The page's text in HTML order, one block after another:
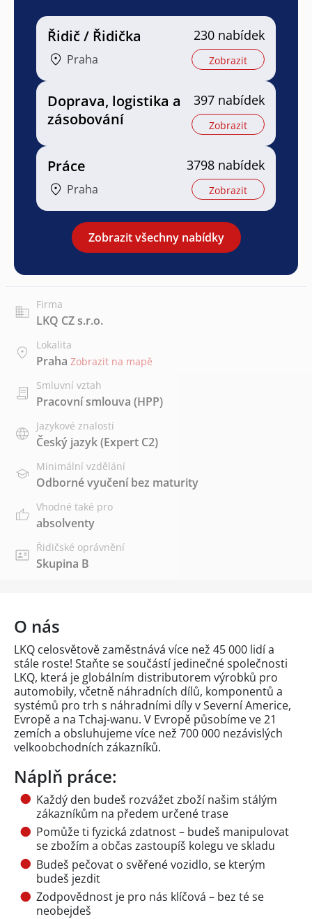
Řidič / Řidička
Praha
230 nabídek
Zobrazit
Doprava, logistika a
zásobování
397 nabídek
Zobrazit
Práce
Praha
3798 nabídek
Zobrazit
Zobrazit všechny nabídky
Firma
LKQ CZ s.r.o.
Lokalita
Praha Zobrazit na mapě
Smluvní vztah
Pracovní smlouva (HPP)
Jazykové znalosti
Český jazyk(Expert C2)
Minimální vzdělání
Odborné vyučení bez maturity
Vhodné také pro
absolventy
Řidičské oprávnění
Skupina B
O nás
LKQ celosvětově zaměstnává více než 45 000 lidí a
stále roste! Staňte se součástí jedinečné společnosti
LKQ, která je globálním distributorem výrobků pro
automobily, včetně náhradních dílů, komponentů a
systémů pro trh s náhradními díly v Severní Americe,
Evropě a na Tchaj-wanu. V Evropě působíme ve 21
zemích a obsluhujeme více než 700 000 nezávislých
velkoobchodních zákazníků.
Náplň práce:
Každý den budeš rozvážet zboží našim stálým
zákazníkům na předem určené trase
Pomůže ti fyzická zdatnost – budeš manipulovat
se zbožím a občas zastoupíš kolegu ve skladu
Budeš pečovat o svěřené vozidlo, se kterým
budeš jezdit
Zodpovědnost je pro nás klíčová – bez té se
neobejdeš